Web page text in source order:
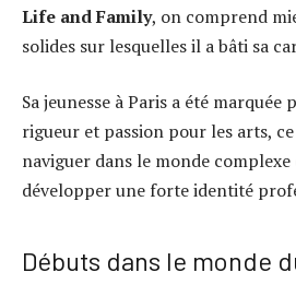
Life and Family, on comprend
solides sur lesquelles il a bâti sa
Sa jeunesse à Paris a été
rigueur et passion pour les arts, ce
naviguer dans le monde
développer une forte identité
Débuts dans le monde